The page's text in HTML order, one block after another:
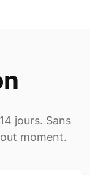
jours. Sans
moment.